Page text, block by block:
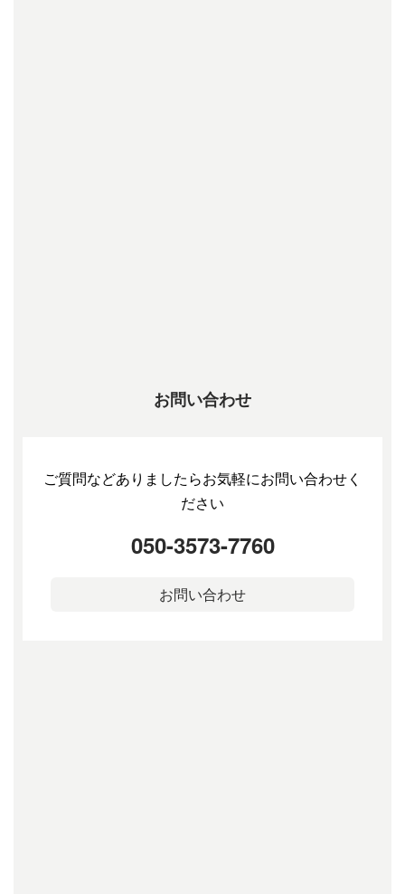
お問い合わせ
ご質問などありましたらお気軽にお問い合わせく
ださい
050-3573-7760
お問い合わせ